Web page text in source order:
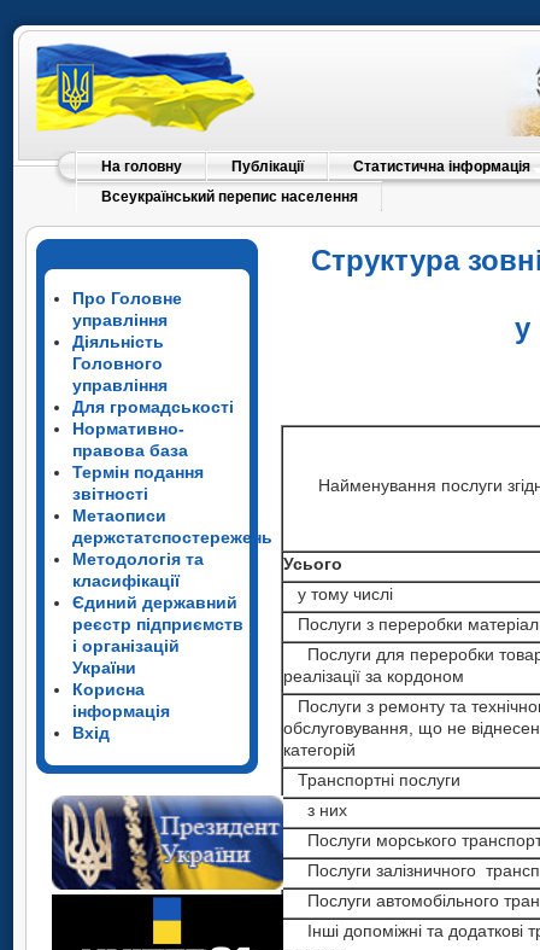
На головну Публікації
Статистична інформація
Всеукраїнський перепис населення
Про Головне
управління
Діяльність
Головного
управління
Для громадськості
Нормативно-
правова база
Термін подання
звітності
Метаописи
держстатспостережень
Методологія та
класифікації
Єдиний державний
реєстр підприємств
і організацій
України
Корисна
інформація
Вхід
Структура
у
Найменування послуги
Усього
у тому числі
Послуги з переробки
Послуги для переробки
реалізації за кордоном
Послуги з ремонту та
обслуговування, що не
категорій
Транспортні послуги
з них
Послуги морського
Послуги залізничного
Послуги автомобільного
Інші допоміжні та додаткові